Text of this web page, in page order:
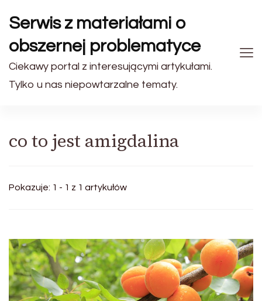
Serwis z materiałami o
obszernej problematyce
Ciekawy portal z interesującymi artykułami.
Tylko u nas niepowtarzalne tematy.
co to jest amigdalina
Pokazuje: 1 - 1 z 1 artykułów